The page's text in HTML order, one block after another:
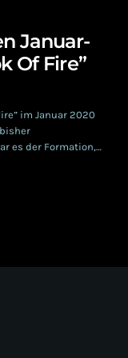
Januar-
Of Fire”
im Januar 2020
es der Formation,
Antoni (Bass,
Mia